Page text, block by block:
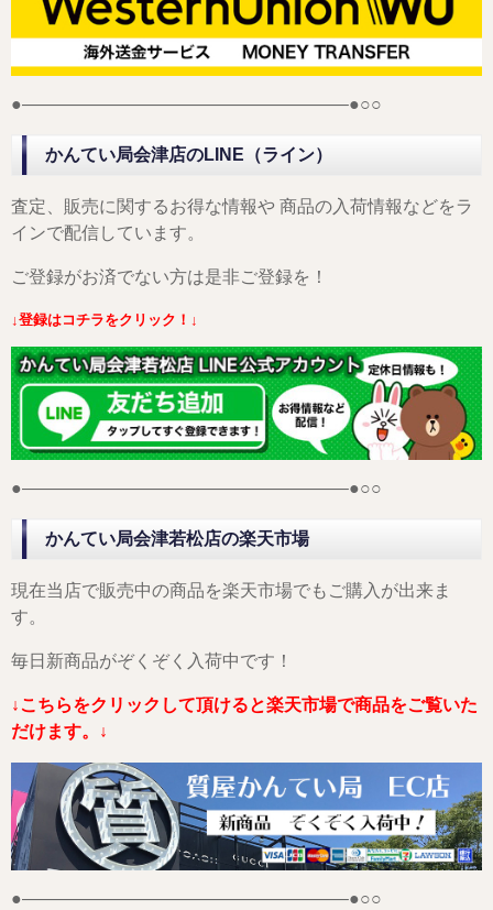
●——————————————————–●○○
かんてい局会津店のLINE（ライン）
査定、販売に関するお得な情報や 商品の入荷情報などをラ
インで配信しています。
ご登録がお済でない方は是非ご登録を！
↓登録はコチラをクリック！↓
●——————————————————–●○○
かんてい局会津若松店の楽天市場
現在当店で販売中の商品を楽天市場でもご購入が出来ま
す。
毎日新商品がぞくぞく入荷中です！
↓こちらをクリックして頂けると楽天市場で商品をご覧いた
だけます。↓
●——————————————————–●○○